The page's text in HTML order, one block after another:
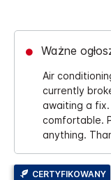
Ważne
Air
currently
awaiting a fix.
comfortable.
anything.
CERTYFIKOWANY